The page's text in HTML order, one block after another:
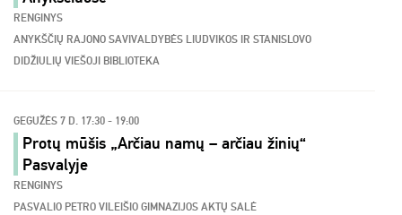
RENGINYS
ANYKŠČIŲ RAJONO SAVIVALDYBĖS LIUDVIKOS IR STANISLOVO
DIDŽIULIŲ VIEŠOJI BIBLIOTEKA
GEGUŽĖS 7 D. 17:30 - 19:00
Protų mūšis „Arčiau namų – arčiau žinių“
Pasvalyje
RENGINYS
PASVALIO PETRO VILEIŠIO GIMNAZIJOS AKTŲ SALĖ